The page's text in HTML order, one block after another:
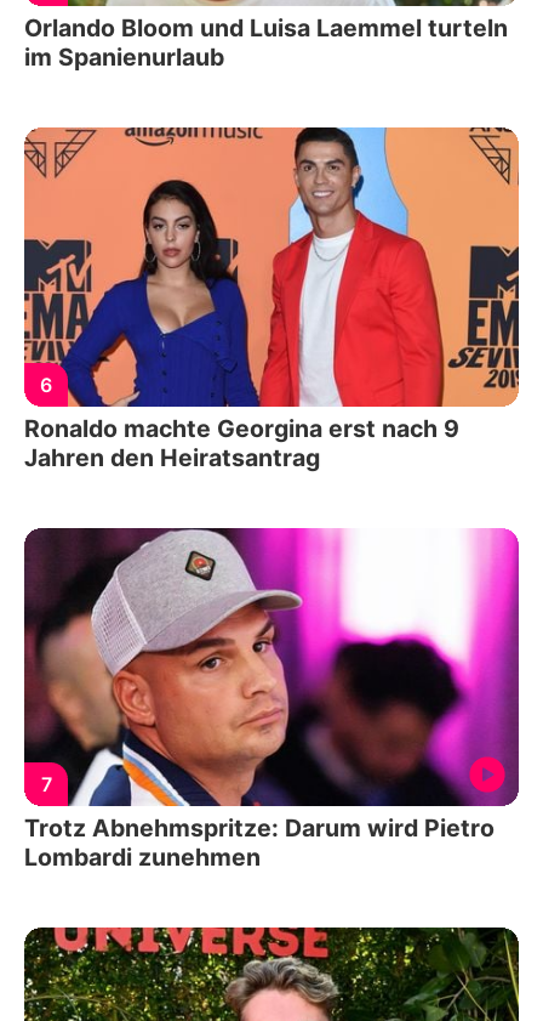
Orlando Bloom und Luisa Laemmel turteln
im Spanienurlaub
6
Ronaldo machte Georgina erst nach 9
Jahren den Heiratsantrag
7
Trotz Abnehmspritze: Darum wird Pietro
Lombardi zunehmen